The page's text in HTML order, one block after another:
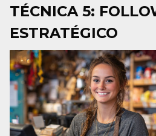
TÉCNICA 5:
ESTRATÉGICO